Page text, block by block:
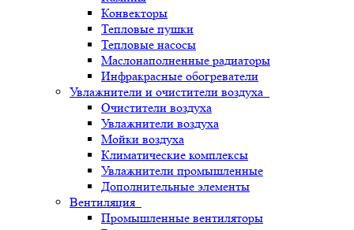
Конвекторы
Тепловые пушки
Тепловые насосы
Маслонаполненные радиаторы
Инфракрасные обогреватели
Увлажнители и очистители воздуха
Очистители воздуха
Увлажнители воздуха
Мойки воздуха
Климатические комплексы
Увлажнители промышленные
Дополнительные элементы
Вентиляция
Промышленные вентиляторы